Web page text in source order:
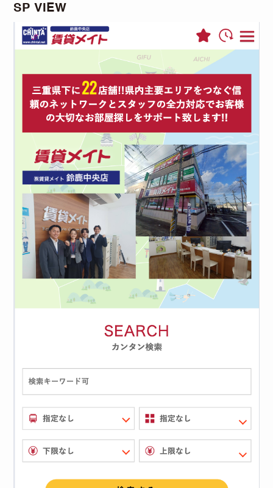
SP VIEW